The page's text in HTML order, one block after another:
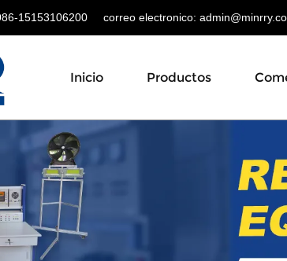
15153106200 correo electronico:
Inicio Productos